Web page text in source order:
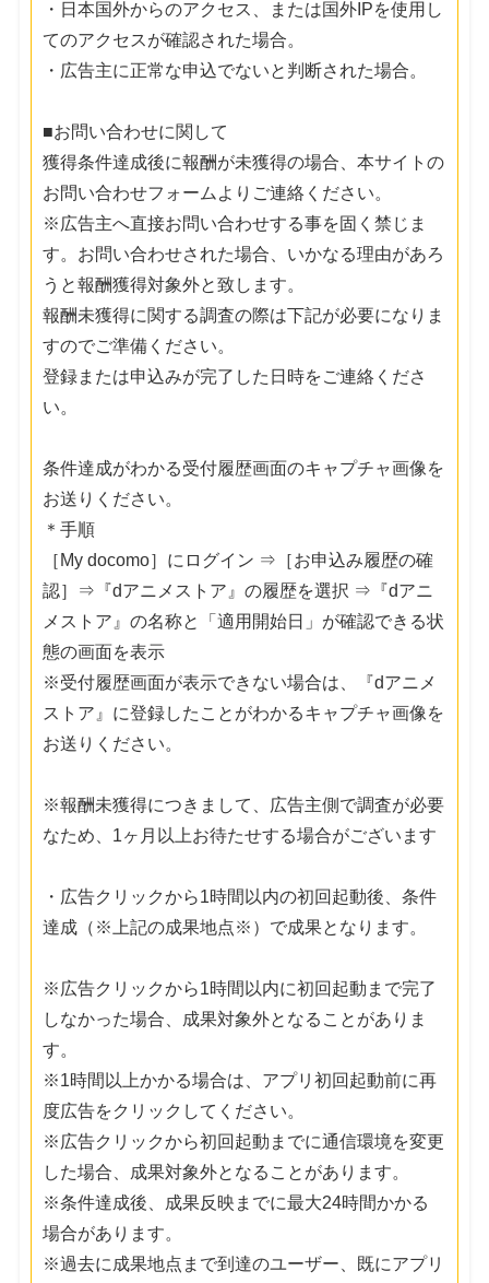
・日本国外からのアクセス、または国外IPを使用し
てのアクセスが確認された場合。
・広告主に正常な申込でないと判断された場合。
■お問い合わせに関して
獲得条件達成後に報酬が未獲得の場合、本サイトの
お問い合わせフォームよりご連絡ください。
※広告主へ直接お問い合わせする事を固く禁じま
す。お問い合わせされた場合、いかなる理由があろ
うと報酬獲得対象外と致します。
報酬未獲得に関する調査の際は下記が必要になりま
すのでご準備ください。
登録または申込みが完了した日時をご連絡くださ
い。
条件達成がわかる受付履歴画面のキャプチャ画像を
お送りください。
＊手順
［My docomo］にログイン ⇒［お申込み履歴の確
認］⇒『dアニメストア』の履歴を選択 ⇒『dアニ
メストア』の名称と「適用開始日」が確認できる状
態の画面を表示
※受付履歴画面が表示できない場合は、『dアニメ
ストア』に登録したことがわかるキャプチャ画像を
お送りください。
※報酬未獲得につきまして、広告主側で調査が必要
なため、1ヶ月以上お待たせする場合がございます
・広告クリックから1時間以内の初回起動後、条件
達成（※上記の成果地点※）で成果となります。
※広告クリックから1時間以内に初回起動まで完了
しなかった場合、成果対象外となることがありま
す。
※1時間以上かかる場合は、アプリ初回起動前に再
度広告をクリックしてください。
※広告クリックから初回起動までに通信環境を変更
した場合、成果対象外となることがあります。
※条件達成後、成果反映までに最大24時間かかる
場合があります。
※過去に成果地点まで到達のユーザー、既にアプリ